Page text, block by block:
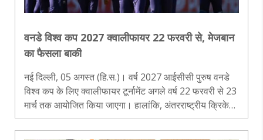
वनडे विश्व कप 2027 क्वालीफायर 22 फरवरी से, मेजबान
का फैसला बाकी
नई दिल्ली, 05 अगस्त (हि.स.)। वर्ष 2027 आईसीसी पुरुष वनडे
विश्व कप के लिए क्वालीफायर टूर्नामेंट अगले वर्ष 22 फरवरी से 23
मार्च तक आयोजित किया जाएगा। हालांकि, अंतरराष्ट्रीय क्रिकेट
परिषद (आईसीसी) ने अभी तक क्वालीफायर टूर्नामेंट के मेजबान देश
की आधिका..